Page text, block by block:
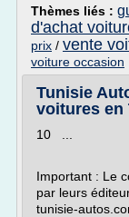
Thèmes liés :
d'achat
prix / vente
voiture occasion
Tunisie
voitures en
10 ...
Important : Le
par leurs
tunisie-